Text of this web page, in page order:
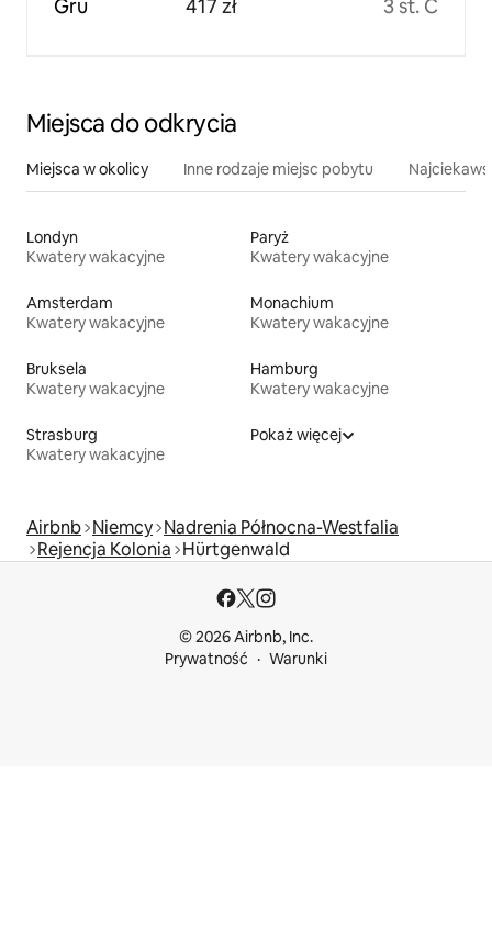
Gru 417 zł 3 st. C
Miejsca do odkrycia
Miejsca w okolicy Inne rodzaje miejsc pobytu
Londyn
Kwatery wakacyjne
Paryż
Kwatery wakacyjne
Amsterdam
Kwatery wakacyjne
Monachium
Kwatery wakacyjne
Bruksela
Kwatery wakacyjne
Hamburg
Kwatery wakacyjne
Strasburg
Kwatery wakacyjne
Pokaż więcej
Airbnb Niemcy Nadrenia Północna-Westfalia
Rejencja Kolonia Hürtgenwald
© 2026 Airbnb, Inc.
Prywatność
Warunki